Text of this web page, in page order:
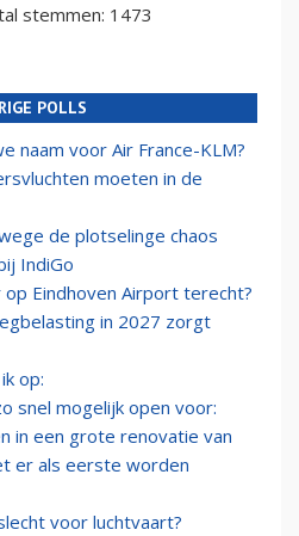
stemmen: 1473
POLLS
naam voor Air France-KLM?
moeten in de
de plotselinge chaos
IndiGo
Eindhoven Airport terecht?
in 2027 zorgt
op:
snel mogelijk open voor:
in een grote renovatie van
er als eerste worden
voor luchtvaart?